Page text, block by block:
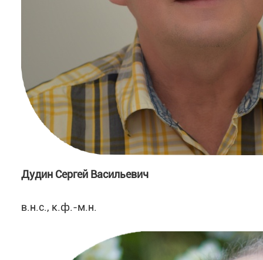
Дудин Сергей Васильевич
в.н.с., к.ф.-м.н.